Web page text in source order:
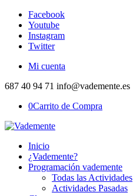
Facebook
Youtube
Instagram
Twitter
Mi cuenta
687 40 94 71 info@vademente.es
0Carrito de Compra
Inicio
¿Vademente?
Programación vademente
Todas las Actividades
Actividades Pasadas